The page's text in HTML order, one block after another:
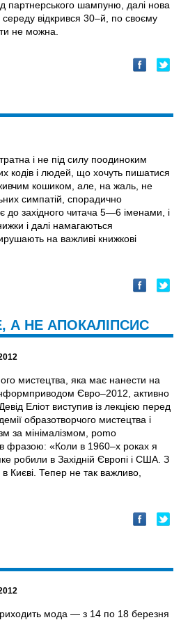
партнерського шампуню, далі нова
відкрився 30–й, по своєму
не можна.
і не під силу поодиноким
кодів і людей, що хочуть пишатися
кошиком, але, на жаль, не
симпатій, спорадично
до західного читача 5—6 іменами, і
і далі намагаються
на важливі книжкові
А НЕ АПОКАЛІПСИС
мистецтва, яка має нанести на
Євро–2012, активно
Еліот виступив із лекцією перед
образотворчого мистецтва і
за мінімалізмом, pomo
фразою: «Коли в 1960–х роках я
робили в Західній Європі і США. З
Києві. Тепер не так важливо,
мода — з 14 по 18 березня